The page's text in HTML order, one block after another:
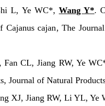
L, Ye WC*, Wang Y*.
Cajanus cajan,The
Fan CL, Jiang RW, Ye
Journal of Natural
XJ, Jiang RW, Li YL, Ye